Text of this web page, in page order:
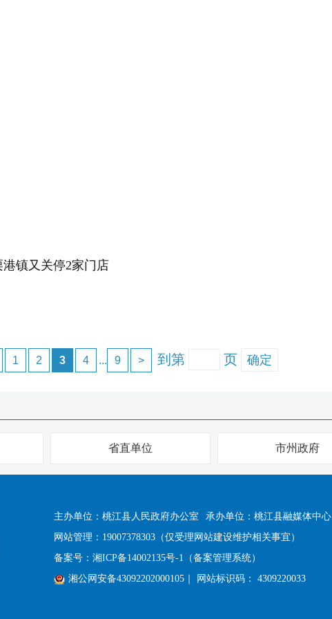
港镇又关停2家门店
1 2 3 4 ... 9 > 到第 页 确定
省直单位 市州政府
主办单位：桃江县人民政府办公室
承办单位：桃江县融媒体中心
网站管理：19007378303（仅受理网站建设维护相关事宜）
备案号： 湘ICP备14002135号-1（备案管理系统）
湘公网安备43092202000105 ｜ 网站标识码： 4309220033